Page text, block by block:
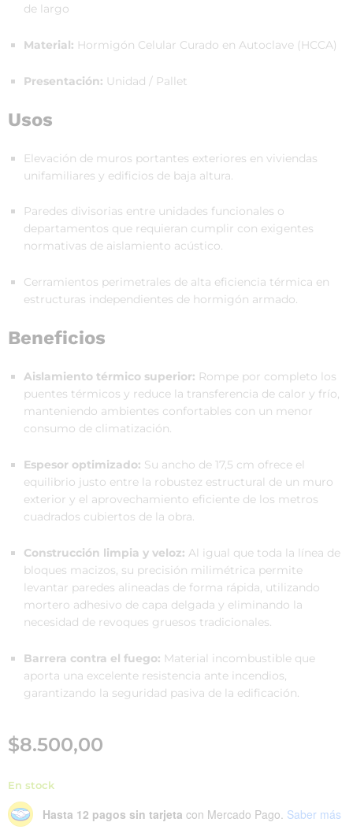
de largo
Material: Hormigón Celular Curado en Autoclave (HCCA)
Presentación: Unidad / Pallet
Usos
Elevación de muros portantes exteriores en viviendas
unifamiliares y edificios de baja altura.
Paredes divisorias entre unidades funcionales o
departamentos que requieran cumplir con exigentes
normativas de aislamiento acústico.
Cerramientos perimetrales de alta eficiencia térmica en
estructuras independientes de hormigón armado.
Beneficios
Aislamiento térmico superior: Rompe por completo los
puentes térmicos y reduce la transferencia de calor y frío,
manteniendo ambientes confortables con un menor
consumo de climatización.
Espesor optimizado: Su ancho de 17,5 cm ofrece el
equilibrio justo entre la robustez estructural de un muro
exterior y el aprovechamiento eficiente de los metros
cuadrados cubiertos de la obra.
Construcción limpia y veloz: Al igual que toda la línea de
bloques macizos, su precisión milimétrica permite
levantar paredes alineadas de forma rápida, utilizando
mortero adhesivo de capa delgada y eliminando la
necesidad de revoques gruesos tradicionales.
Barrera contra el fuego: Material incombustible que
aporta una excelente resistencia ante incendios,
garantizando la seguridad pasiva de la edificación.
$8.500,00
En stock
Hasta 12 pagos sin tarjeta con Mercado Pago. Saber más